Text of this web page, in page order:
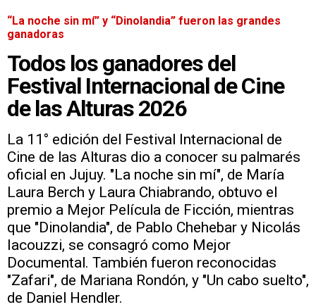
“La noche sin mí” y “Dinolandia” fueron las grandes
ganadoras
Todos los ganadores del
Festival Internacional de Cine
de las Alturas 2026
La 11° edición del Festival Internacional de
Cine de las Alturas dio a conocer su palmarés
oficial en Jujuy. "La noche sin mí", de María
Laura Berch y Laura Chiabrando, obtuvo el
premio a Mejor Película de Ficción, mientras
que "Dinolandia", de Pablo Chehebar y Nicolás
Iacouzzi, se consagró como Mejor
Documental. También fueron reconocidas
"Zafari", de Mariana Rondón, y "Un cabo suelto",
de Daniel Hendler.